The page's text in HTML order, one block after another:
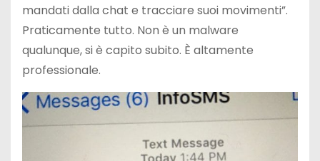
mandati dalla chat e tracciare suoi movimenti”.
Praticamente tutto. Non è un malware
qualunque, si è capito subito. È altamente
professionale.